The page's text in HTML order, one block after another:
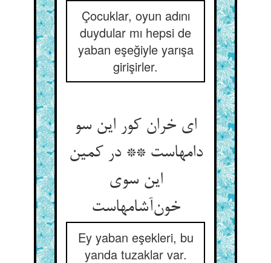
Çocuklar, oyun adını
duydular mı hepsi de
yaban eşeğiyle yarışa
girişirler.
ای خران کور این سو
دامهاست ** در کمین
این سوی
خون‌آشامهاست
Ey yaban eşekleri, bu
yanda tuzaklar var.